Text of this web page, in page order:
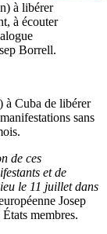
à libérer
à écouter
Borrell.
à Cuba de libérer
sans
de ces
et de
le 11 juillet dans
Josep
membres.